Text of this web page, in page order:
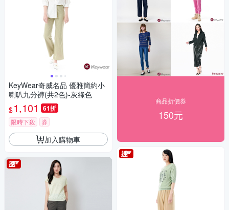
KeyWear奇威名品 優雅簡約小
喇叭九分褲(共2色)-灰綠色
$1,101 61折
限時下殺 券
加入購物車
商品折價券
150元